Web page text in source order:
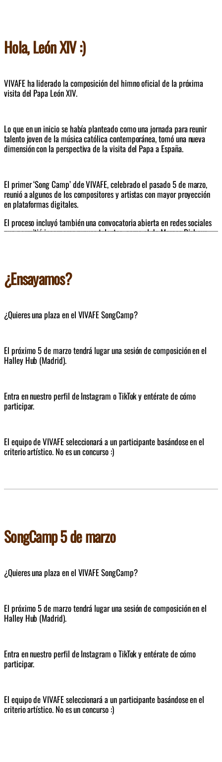
Hola, León XIV :)
VIVAFE ha liderado la composición del himno oficial de la próxima
visita del Papa León XIV.
Lo que en un inicio se había planteado como una jornada para reunir
talento joven de la música católica contemporánea, tomó una nueva
dimensión con la perspectiva de la visita del Papa a España.
El primer ‘Song Camp’ dde VIVAFE, celebrado el pasado 5 de marzo,
reunió a algunos de los compositores y artistas con mayor proyección
en plataformas digitales.
El proceso incluyó también una convocatoria abierta en redes sociales
que permitió incorporar nuevos talentos, como el de Marcos Ricbour,
¿Ensayamos?
¿Quieres una plaza en el VIVAFE SongCamp?
El próximo 5 de marzo tendrá lugar una sesión de composición en el
Halley Hub (Madrid).
Entra en nuestro perfil de Instagram o TikTok y entérate de cómo
participar.
El equipo de VIVAFE seleccionará a un participante basándose en el
criterio artístico. No es un concurso :)
SongCamp 5 de marzo
¿Quieres una plaza en el VIVAFE SongCamp?
El próximo 5 de marzo tendrá lugar una sesión de composición en el
Halley Hub (Madrid).
Entra en nuestro perfil de Instagram o TikTok y entérate de cómo
participar.
El equipo de VIVAFE seleccionará a un participante basándose en el
criterio artístico. No es un concurso :)